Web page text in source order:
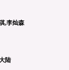
,李灿森
陆